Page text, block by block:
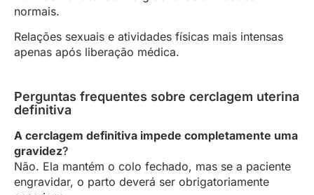
normais.
Relações sexuais e atividades físicas mais intensas
apenas após liberação médica.
Perguntas frequentes sobre cerclagem uterina
definitiva
A cerclagem definitiva impede completamente uma
gravidez?
Não. Ela mantém o colo fechado, mas se a paciente
engravidar, o parto deverá ser obrigatoriamente